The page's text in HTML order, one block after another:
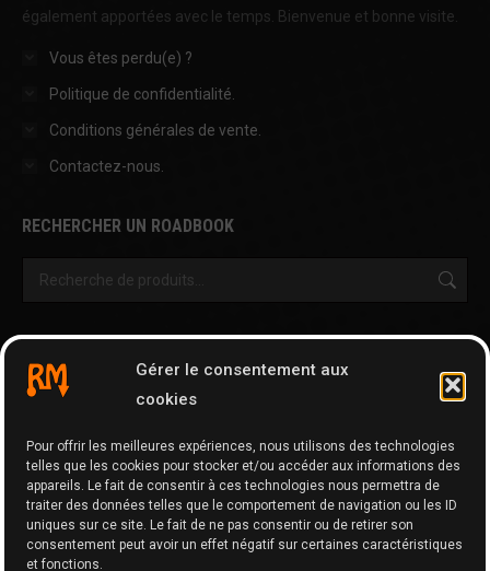
Gérer le consentement aux
cookies
Pour offrir les meilleures expériences, nous utilisons des technologies
telles que les cookies pour stocker et/ou accéder aux informations des
appareils. Le fait de consentir à ces technologies nous permettra de
traiter des données telles que le comportement de navigation ou les ID
uniques sur ce site. Le fait de ne pas consentir ou de retirer son
consentement peut avoir un effet négatif sur certaines caractéristiques
et fonctions.
également apportées avec le temps. Bienvenue et bonne visite.
Vous êtes perdu(e) ?
Politique de confidentialité.
Conditions générales de vente.
Contactez-nous.
RECHERCHER UN ROADBOOK
Cartographie
GPX Editor
GPX Optimizer
Google Maps to GPX
Memo